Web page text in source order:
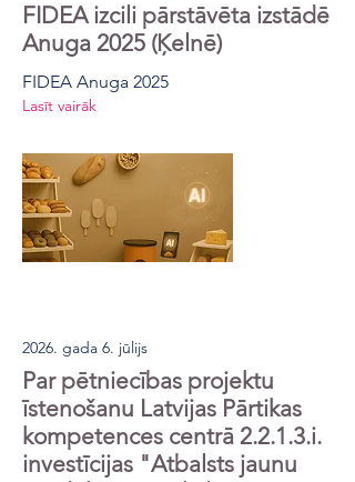
FIDEA izcili pārstāvēta izstādē
Anuga 2025 (Ķelnē)
FIDEA Anuga 2025
Lasīt vairāk
2026. gada 6. jūlijs
Par pētniecības projektu
īstenošanu Latvijas Pārtikas
kompetences centrā 2.2.1.3.i.
investīcijas "Atbalsts jaunu